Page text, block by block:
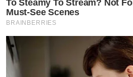
To Steamy To Stream? Not
Must-See Scenes
BRAINBERRIES